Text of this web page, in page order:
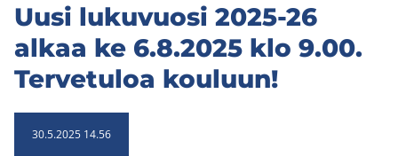
Uusi lu­ku­vuo­si 2025-26
alkaa ke 6.8.2025 klo 9.00.
Ter­ve­tu­loa kou­luun!
30.5.2025 14.56